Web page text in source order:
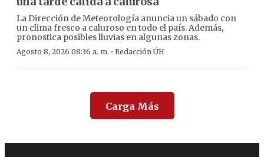
La Dirección de Meteorología anuncia un sábado con
un clima fresco a caluroso en todo el país. Además,
pronostica posibles lluvias en algunas zonas.
Agosto 8, 2026 08:36 a. m. · Redacción ÚH
Carga Más